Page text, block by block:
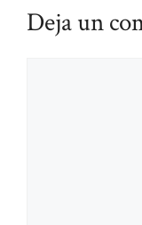
Deja un